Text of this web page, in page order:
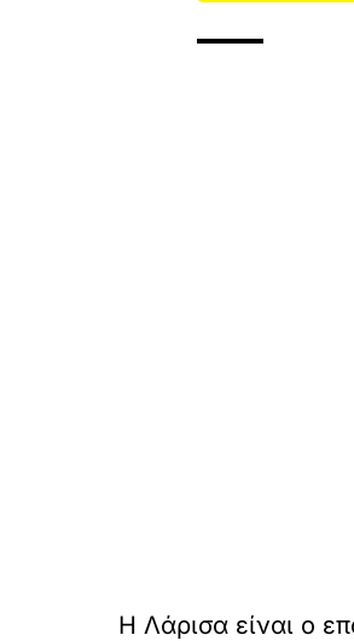
Η Λάρισα είναι ο